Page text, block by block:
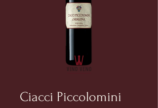
Ciacci Piccolomini